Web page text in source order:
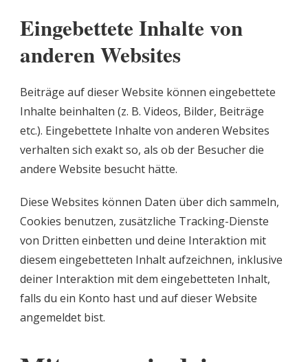
Eingebettete Inhalte von
anderen Websites
Beiträge auf dieser Website können eingebettete
Inhalte beinhalten (z. B. Videos, Bilder, Beiträge
etc.). Eingebettete Inhalte von anderen Websites
verhalten sich exakt so, als ob der Besucher die
andere Website besucht hätte.
Diese Websites können Daten über dich sammeln,
Cookies benutzen, zusätzliche Tracking-Dienste
von Dritten einbetten und deine Interaktion mit
diesem eingebetteten Inhalt aufzeichnen, inklusive
deiner Interaktion mit dem eingebetteten Inhalt,
falls du ein Konto hast und auf dieser Website
angemeldet bist.